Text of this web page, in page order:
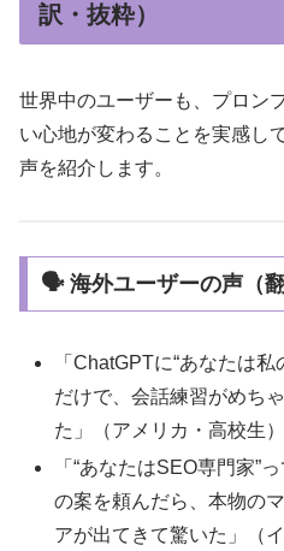
訳・抜粋）
世界中のユーザーも、プロン
い心地が変わることを実感し
声を紹介します。
🗣 海外ユーザーの声（翻
「ChatGPTに“あなたは
だけで、会話練習がめち
た」（アメリカ・高校生）
「“あなたはSEO専門家”
の案を頼んだら、本物の
アが出てきて驚いた」（